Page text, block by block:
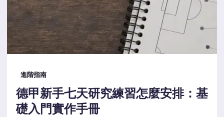
進階指南
德甲新手七天研究練習怎麼安排：基
礎入門實作手冊